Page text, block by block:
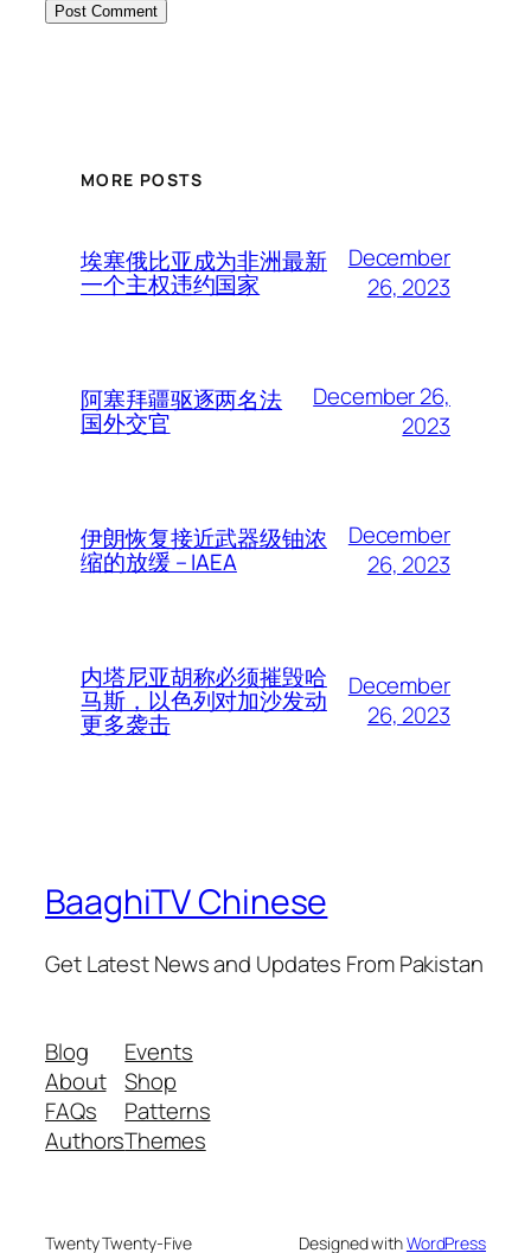
MORE POSTS
埃塞俄比亚成为非洲最新
一个主权违约国家
December
26, 2023
阿塞拜疆驱逐两名法
国外交官
December 26,
2023
伊朗恢复接近武器级铀浓
缩的放缓 – IAEA
December
26, 2023
内塔尼亚胡称必须摧毁哈
马斯，以色列对加沙发动
更多袭击
December
26, 2023
BaaghiTV Chinese
Get Latest News and Updates From Pakistan
Blog
About
FAQs
Authors
Events
Shop
Patterns
Themes
Twenty Twenty-Five Designed withWordPress